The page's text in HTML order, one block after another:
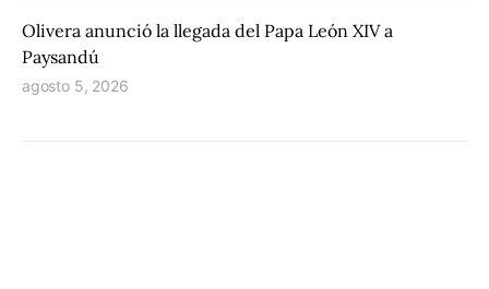
Olivera anunció la llegada del Papa León XIV a
Paysandú
agosto 5, 2026